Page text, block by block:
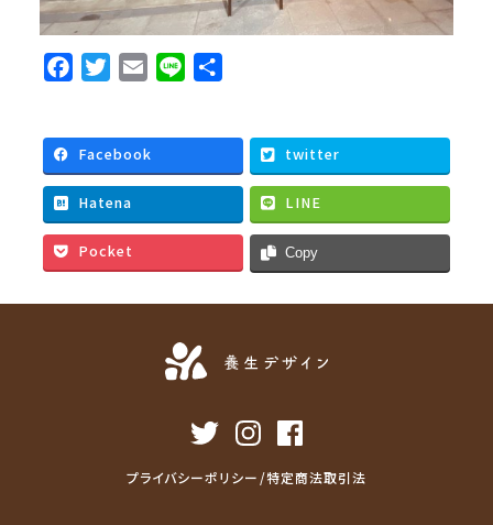
e
b
o
o
k
t
t
e
r
i
l
Facebook twitter
Hatena LINE
Pocket Copy
プライバシーポリシー/特定商法取引法